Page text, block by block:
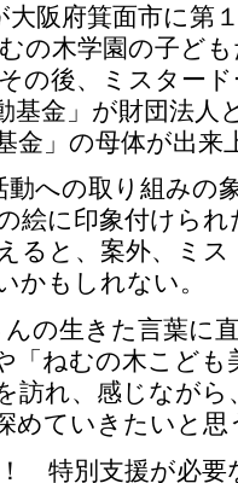
大阪府箕面市に第
の木学園の子ど
の後、ミスター
基金」が財団法人
金」の母体が出来
への取り組みの
絵に印象付けられ
ると、案外、ミ
かもしれない。
の生きた言葉に
「ねむの木こども
訪れ、感じながら
めていきたいと思
特別支援が必要